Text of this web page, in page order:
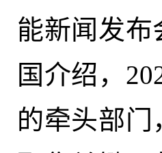
能新闻发
国介绍，
的牵头部